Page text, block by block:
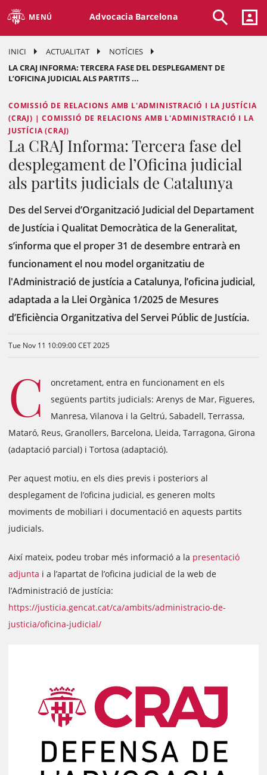
MENÚ Advocacia Barcelona
INICI ACTUALITAT
NOTÍCIES
LA CRAJ INFORMA: TERCERA FASE DEL DESPLEGAMENT DE
L’OFICINA JUDICIAL ALS PARTITS ...
COMISSIÓ DE RELACIONS AMB L'ADMINISTRACIÓ I LA JUSTÍCIA
(CRAJ) | COMISSIÓ DE RELACIONS AMB L'ADMINISTRACIÓ I LA
JUSTÍCIA (CRAJ)
La CRAJ Informa: Tercera fase del
desplegament de l’Oficina judicial
als partits judicials de Catalunya
Des del Servei d’Organització Judicial del Departament
de Justícia i Qualitat Democràtica de la Generalitat,
s’informa que el proper 31 de desembre entrarà en
funcionament el nou model organitzatiu de
l'Administració de justícia a Catalunya, l’oficina judicial,
adaptada a la Llei Orgànica 1/2025 de Mesures
d’Eficiència Organitzativa del Servei Públic de Justícia.
Tue Nov 11 10:09:00 CET 2025
C
oncretament, entra en funcionament en els
següents partits judicials: Arenys de Mar, Figueres,
Manresa, Vilanova i la Geltrú, Sabadell, Terrassa,
Mataró, Reus, Granollers, Barcelona, Lleida, Tarragona, Girona
(adaptació parcial) i Tortosa (adaptació).
Per aquest motiu, en els dies previs i posteriors al
desplegament de l’oficina judicial, es generen molts
moviments de mobiliari i documentació en aquests partits
judicials.
Així mateix, podeu trobar més informació a la presentació
adjunta i a l’apartat de l’oficina judicial de la web de
l’Administració de justícia:
https://justicia.gencat.cat/ca/ambits/administracio-de-
justicia/oficina-judicial/